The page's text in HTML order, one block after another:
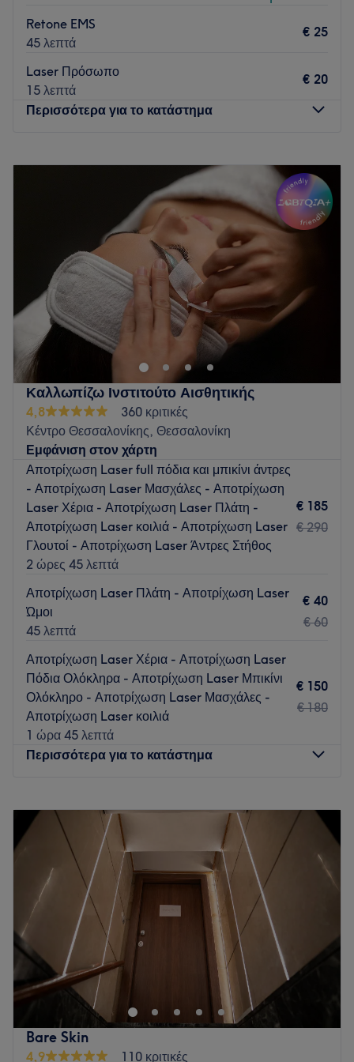
Retone EMS
45 λεπτά
€ 25
Laser Πρόσωπο
15 λεπτά
€ 20
Περισσότερα για το κατάστημα
–22:00
22:00
10:00 –22:00
10:00–22:00
Σάββατο
10:00–
Κυριακή
Κλειστό
Go to venue
Καλλωπίζω Ινστιτούτο Αισθητικής
4,8
360 κριτικές
Κέντρο Θεσσαλονίκης, Θεσσαλονίκη
Εμφάνιση στον χάρτη
Αποτρίχωση Laser full πόδια και μπικίνι άντρες
- Αποτρίχωση Laser Μασχάλες - Αποτρίχωση
Laser Χέρια - Αποτρίχωση Laser Πλάτη -
Αποτρίχωση Laser κοιλιά - Αποτρίχωση Laser
Γλουτοί - Αποτρίχωση Laser Άντρες Στήθος
2 ώρες 45 λεπτά
€ 185
€ 290
Αποτρίχωση Laser Πλάτη - Αποτρίχωση Laser
Ώμοι
45 λεπτά
€ 40
€ 60
Αποτρίχωση Laser Χέρια - Αποτρίχωση Laser
Πόδια Ολόκληρα - Αποτρίχωση Laser Μπικίνι
Ολόκληρο - Αποτρίχωση Laser Μασχάλες -
Αποτρίχωση Laser κοιλιά
1 ώρα 45 λεπτά
€ 150
€ 180
Περισσότερα για το κατάστημα
Τρίτη
10:00
21:00
Τετάρτη
10:00
21:00
Πέμπτη
10:00
21:00
Παρασκευή
10:00–
Σάββατο
10:00
Κυριακή
12:00–
Το κατάστημα ομορφιάς "Καλλωπίζω Ινστιτούτο Αισθητικής"
βρίσκεται στο κέντρο της Θεσσαλονίκης και παρέχει
υπηρεσίες αισθητικής υψηλού επιπέδου από μασάζ και
μακιγιάζ μέχρι αποτρίχωση και καθαρισμό προσώπου.
Διάλεξε την υπηρεσία που σου ταιριάζει και αφέσου στα
χέρια των ειδικών για μια μοναδική εμπειρία ομορφιάς.
Bare Skin
4,9
110 κριτικές